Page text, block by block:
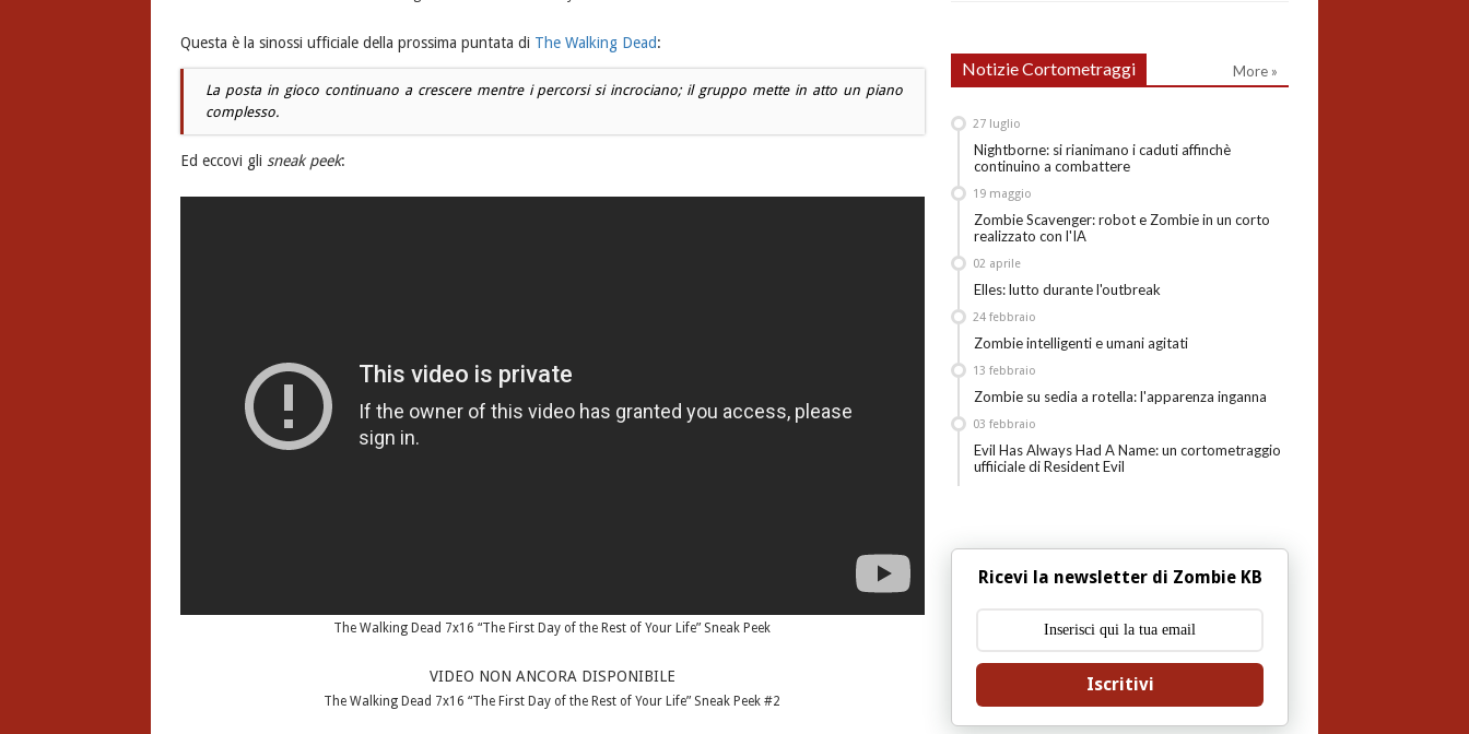
Questa è la sinossi ufficiale della prossima puntata di The Walking Dead:
La posta in gioco continuano a crescere mentre i percorsi si incrociano; il gruppo mette in atto un piano
complesso.
Ed eccovi gli sneak peek:
The Walking Dead 7x16 “The First Day of the Rest of Your Life” Sneak Peek
VIDEO NON ANCORA DISPONIBILE
The Walking Dead 7x16 “The First Day of the Rest of Your Life” Sneak Peek #2
Notizie Cortometraggi More »
Nightborne: si rianimano i caduti affinchè
continuino a combattere
27 luglio
Zombie Scavenger: robot e Zombie in un corto
realizzato con l'IA
19 maggio
Elles: lutto durante l'outbreak
02 aprile
Zombie intelligenti e umani agitati
24 febbraio
Zombie su sedia a rotella: l'apparenza inganna
13 febbraio
Evil Has Always Had A Name: un cortometraggio
uffiiciale di Resident Evil
03 febbraio
Ricevi la newsletter di Zombie KB
Iscritivi